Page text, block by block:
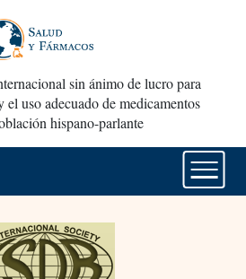
sin ánimo de lucro para
el uso adecuado de medicamentos
hispano-parlante